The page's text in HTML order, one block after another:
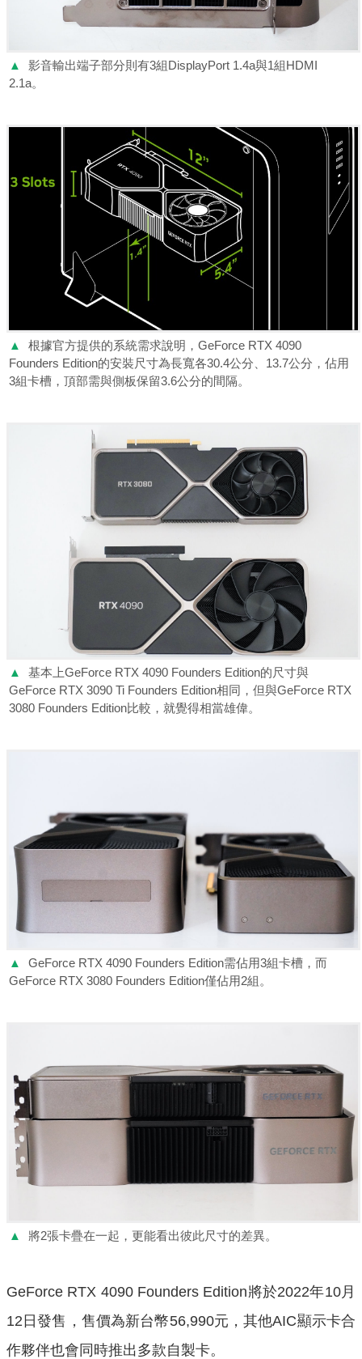
▲
影音輸出端子部分則有3組DisplayPort 1.4a與1組HDMI
2.1a。
▲
根據官方提供的系統需求說明，GeForce RTX 4090
Founders Edition的安裝尺寸為長寬各30.4公分、13.7公分，佔用
3組卡槽，頂部需與側板保留3.6公分的間隔。
▲
基本上GeForce RTX 4090 Founders Edition的尺寸與
GeForce RTX 3090 Ti Founders Edition相同，但與GeForce RTX
3080 Founders Edition比較，就覺得相當雄偉。
▲
GeForce RTX 4090 Founders Edition需佔用3組卡槽，而
GeForce RTX 3080 Founders Edition僅佔用2組。
▲ 將2張卡疊在一起，更能看出彼此尺寸的差異。
GeForce RTX 4090 Founders Edition將於2022年10月
12日發售，售價為新台幣56,990元，其他AIC顯示卡合
作夥伴也會同時推出多款自製卡。